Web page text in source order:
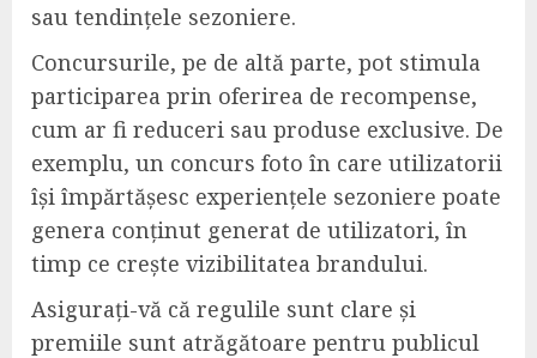
sau tendințele sezoniere.
Concursurile, pe de altă parte, pot stimula
participarea prin oferirea de recompense,
cum ar fi reduceri sau produse exclusive. De
exemplu, un concurs foto în care utilizatorii
își împărtășesc experiențele sezoniere poate
genera conținut generat de utilizatori, în
timp ce crește vizibilitatea brandului.
Asigurați-vă că regulile sunt clare și
premiile sunt atrăgătoare pentru publicul